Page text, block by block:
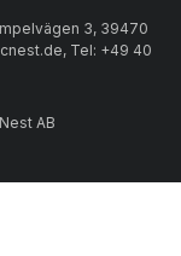
3, 39470
Tel: +49 40
AB